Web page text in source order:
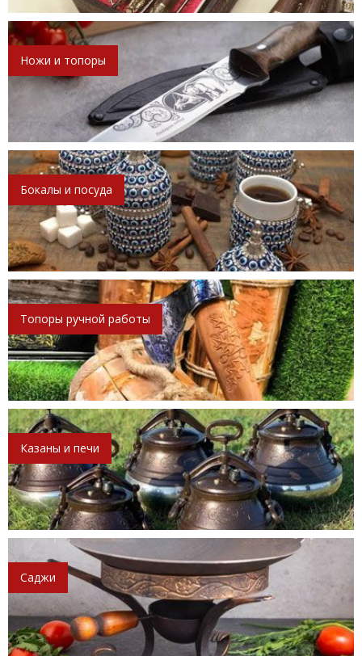
Ножи и топоры
Бокалы и посуда
Топоры ручной работы
Казаны и печи
Саджи